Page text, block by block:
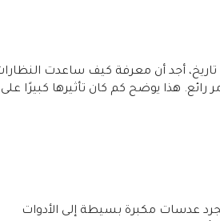
أجد أن معرفة كيف ساعدت
هذا يوضح كم كان تأثيرها كبيرًا على
عدسات مكبرة بسيطة إلى الأدوات